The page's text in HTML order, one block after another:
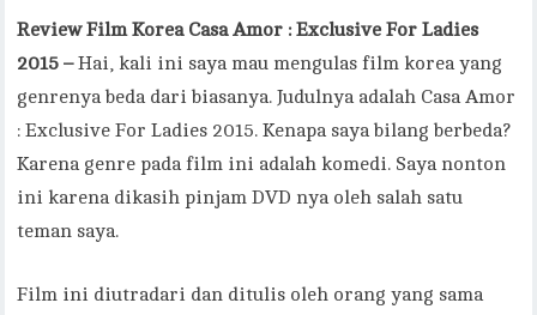
Review Film Korea Casa Amor : Exclusive For Ladies
2015 –Hai, kali ini saya mau mengulas film korea yang
genrenya beda dari biasanya. Judulnya adalah Casa Amor
: Exclusive For Ladies 2015. Kenapa saya bilang berbeda?
Karena genre pada film ini adalah komedi. Saya nonton
ini karena dikasih pinjam DVD nya oleh salah satu
teman saya.
Film ini diutradari dan ditulis oleh orang yang sama